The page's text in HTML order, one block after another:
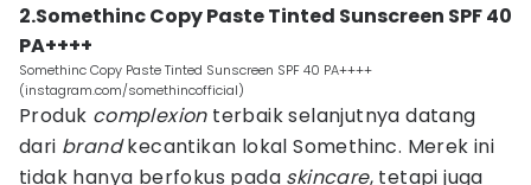
2.Somethinc Copy Paste Tinted Sunscreen SPF 40
PA++++
Somethinc Copy Paste Tinted Sunscreen SPF 40 PA++++
(instagram.com/somethincofficial)
Produk complexionterbaik selanjutnya datang
dari brandkecantikan lokal Somethinc. Merek ini
tidak hanya berfokus pada skincare, tetapi juga